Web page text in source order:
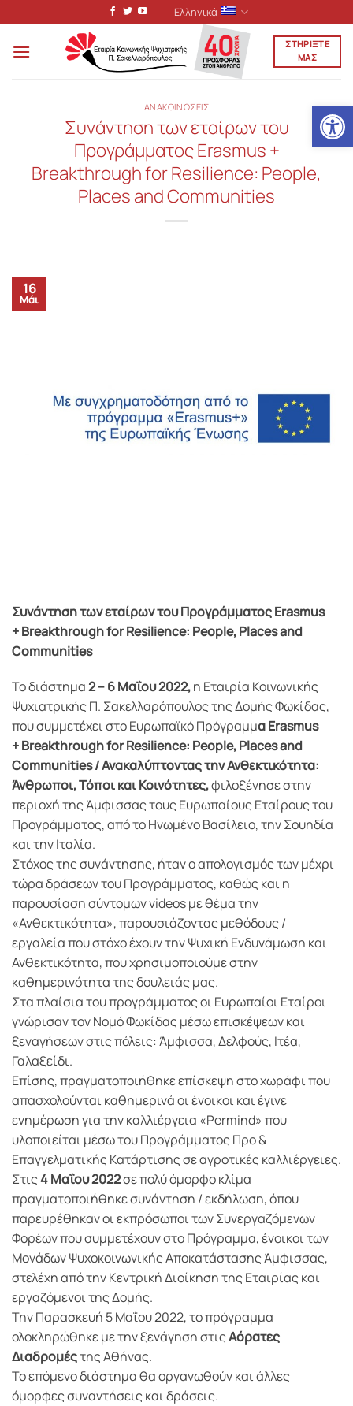
στο
περιεχόμενο
Ελληνικά
ΣΤΗΡΙΞΤΕ
ΜΑΣ
ΑΝΑΚΟΙΝΩΣΕΙΣ
Συνάντηση των εταίρων του
Προγράμματος Erasmus +
Breakthrough for Resilience: People,
Places and Communities
16
Μάι
Συνάντηση των εταίρων του Προγράμματος Erasmus
+ Breakthrough for Resilience: People, Places and
Communities
Το διάστημα2 – 6 Μαΐου 2022,η Εταιρία Κοινωνικής
Ψυχιατρικής Π. Σακελλαρόπουλος της Δομής Φωκίδας,
που συμμετέχει στο Ευρωπαϊκό Πρόγραμμα Erasmus
+Breakthrough for Resilience: People, Places and
Communities / Ανακαλύπτοντας την Ανθεκτικότητα:
Άνθρωποι, Τόποι και Κοινότητες,φιλοξένησε στην
περιοχή της Άμφισσας τους Ευρωπαίους Εταίρους του
Προγράμματος, από το Ηνωμένο Βασίλειο, την Σουηδία
και την Ιταλία.
Στόχος της συνάντησης, ήταν ο απολογισμός των μέχρι
τώρα δράσεων του Προγράμματος, καθώς και η
παρουσίαση σύντομων videos με θέμα την
«Ανθεκτικότητα», παρουσιάζοντας μεθόδους /
εργαλεία που στόχο έχουν την Ψυχική Ενδυνάμωση και
Ανθεκτικότητα, που χρησιμοποιούμε στην
καθημερινότητα της δουλειάς μας.
Στα πλαίσια του προγράμματος οι Ευρωπαίοι Εταίροι
γνώρισαν τον Νομό Φωκίδας μέσω επισκέψεων και
ξεναγήσεων στις πόλεις: Άμφισσα, Δελφούς, Ιτέα,
Γαλαξείδι.
Επίσης, πραγματοποιήθηκε επίσκεψη στο χωράφι που
απασχολούνται καθημερινά οι ένοικοι και έγινε
ενημέρωση για την καλλιέργεια «Permind» που
υλοποιείται μέσω του Προγράμματος Προ &
Επαγγελματικής Κατάρτισης σε αγροτικές καλλιέργειες.
Στις4 Μαΐου 2022σε πολύ όμορφο κλίμα
πραγματοποιήθηκε συνάντηση / εκδήλωση, όπου
παρευρέθηκαν οι εκπρόσωποι των Συνεργαζόμενων
Φορέων που συμμετέχουν στο Πρόγραμμα, ένοικοι των
Μονάδων Ψυχοκοινωνικής Αποκατάστασης Άμφισσας,
στελέχη από την Κεντρική Διοίκηση της Εταιρίας και
εργαζόμενοι της Δομής.
Την Παρασκευή 5 Μαΐου 2022, το πρόγραμμα
ολοκληρώθηκε με την ξενάγηση στιςΑόρατες
Διαδρομέςτης Αθήνας.
Το επόμενο διάστημα θα οργανωθούν και άλλες
όμορφες συναντήσεις και δράσεις.